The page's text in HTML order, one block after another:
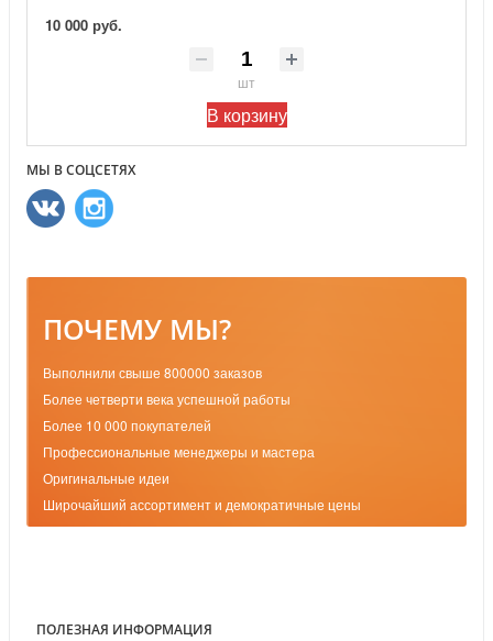
10 000 руб.
шт
В корзину
МЫ В СОЦСЕТЯХ
ПОЧЕМУ МЫ?
Выполнили свыше 800000 заказов
Более четверти века успешной работы
Более 10 000 покупателей
Профессиональные менеджеры и мастера
Оригинальные идеи
Широчайший ассортимент и демократичные цены
ПОЛЕЗНАЯ ИНФОРМАЦИЯ